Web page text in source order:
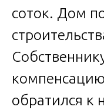
соток. Дом
обратился к